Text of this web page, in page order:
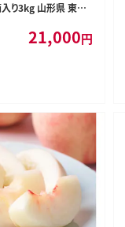
り3kg 山形県 東根
21,000円